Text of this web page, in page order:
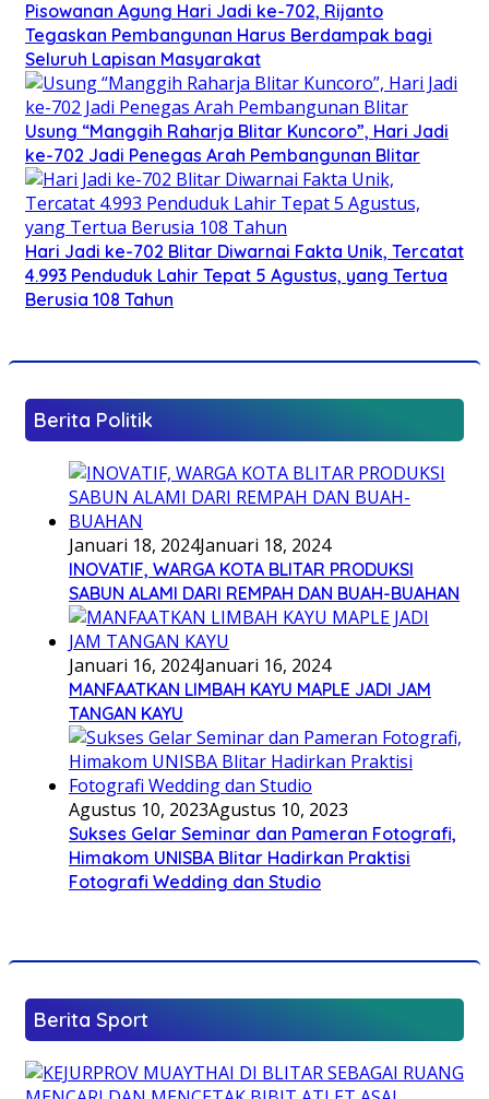
Pisowanan Agung Hari Jadi ke-702, Rijanto
Tegaskan Pembangunan Harus Berdampak bagi
Seluruh Lapisan Masyarakat
Usung “Manggih Raharja Blitar Kuncoro”, Hari Jadi
ke-702 Jadi Penegas Arah Pembangunan Blitar
Hari Jadi ke-702 Blitar Diwarnai Fakta Unik, Tercatat
4.993 Penduduk Lahir Tepat 5 Agustus, yang Tertua
Berusia 108 Tahun
Berita Politik
Januari 18, 2024Januari 18, 2024
INOVATIF, WARGA KOTA BLITAR PRODUKSI
SABUN ALAMI DARI REMPAH DAN BUAH-BUAHAN
Januari 16, 2024Januari 16, 2024
MANFAATKAN LIMBAH KAYU MAPLE JADI JAM
TANGAN KAYU
Agustus 10, 2023Agustus 10, 2023
Sukses Gelar Seminar dan Pameran Fotografi,
Himakom UNISBA Blitar Hadirkan Praktisi
Fotografi Wedding dan Studio
Berita Sport